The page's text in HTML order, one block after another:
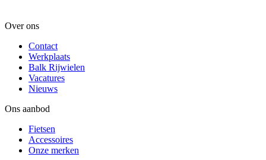
Over ons
Contact
Werkplaats
Balk Rijwielen
Vacatures
Nieuws
Ons aanbod
Fietsen
Accessoires
Onze merken